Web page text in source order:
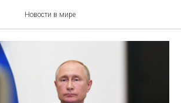
Новости в мире